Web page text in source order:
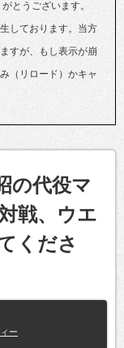
とうございます。
しております。当方
すが、もし表示が崩
（リロード）かキャ
の代役マ
戦、ウエ
くださ
ー